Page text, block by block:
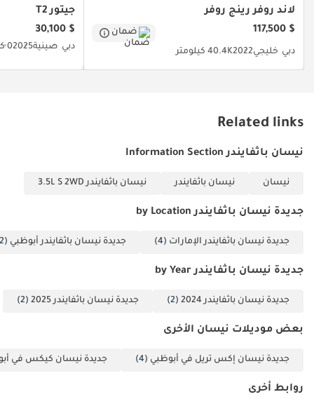
لاند روفر رينج روفر
$ 117,500
ضمان
دبي خليجي202240.4K كيلومتر
جيتور T2
$ 30,100
دبي صينية20250 كيلومتر
Related links
نيسان باثفايندر Information Section
نيسان نيسان باثفايندر نيسان باثفايندر 3.5L S 2WD
جديدة نيسان باثفايندر by Location
جديدة نيسان باثفايندر الإمارات (4) جديدة نيسان باثفايندر أبوظبي (2)
جديدة نيسان باثفايندر by Year
جديدة نيسان باثفايندر 2024 (2) جديدة نيسان باثفايندر 2025 (2)
بعض موديلات نيسان الأخرى
جديدة نيسان إكس تريل في أبوظبي (4) جديدة نيسان كيكس في
روابط أخرى
الخليجية، ولونها الأبيض، وفئة SV تجعلها الخيار الأمثل للاستثمار طويل
الأجل للعائلات في المنطقة.
تم إنشاء هذه الإحصاءات بواسطة الذكاء الاصطناعي اعتماداً على بيانات